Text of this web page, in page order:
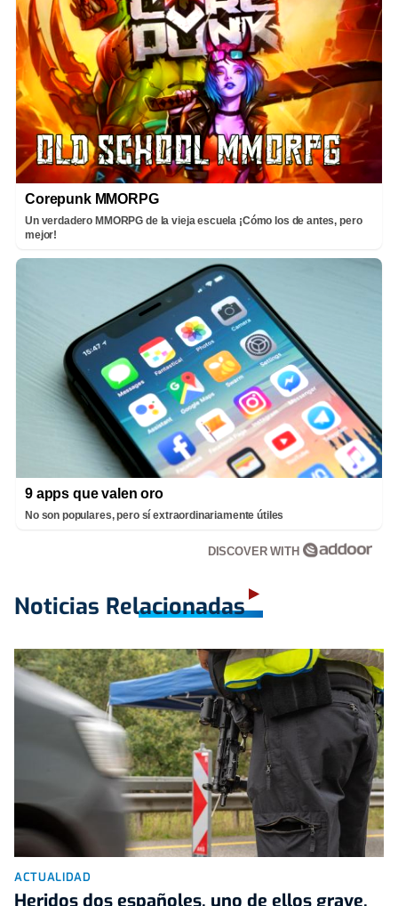
Corepunk MMORPG
Un verdadero MMORPG de la vieja escuela ¡Cómo los de antes, pero
mejor!
9 apps que valen oro
No son populares, pero sí extraordinariamente útiles
DISCOVER WITH
Noticias Relacionadas
ACTUALIDAD
Heridos dos españoles, uno de ellos grave,